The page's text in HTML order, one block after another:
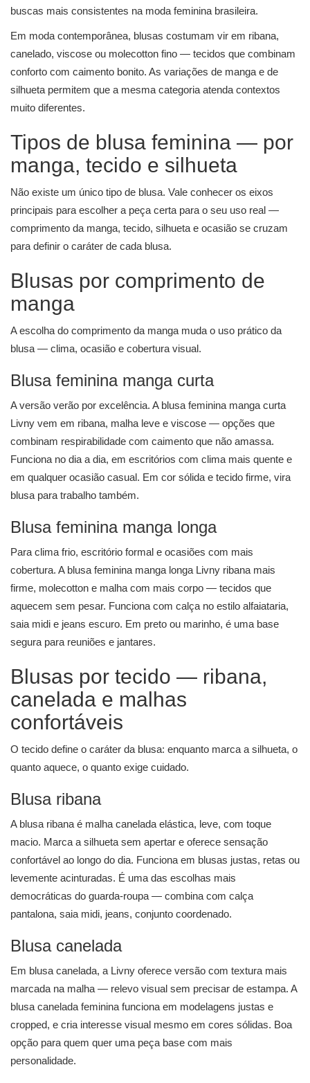
buscas mais consistentes na moda feminina brasileira.
Em moda contemporânea, blusas costumam vir em ribana,
canelado, viscose ou molecotton fino — tecidos que combinam
conforto com caimento bonito. As variações de manga e de
silhueta permitem que a mesma categoria atenda contextos
muito diferentes.
Tipos de blusa feminina — por
manga, tecido e silhueta
Não existe um único tipo de blusa. Vale conhecer os eixos
principais para escolher a peça certa para o seu uso real —
comprimento da manga, tecido, silhueta e ocasião se cruzam
para definir o caráter de cada blusa.
Blusas por comprimento de
manga
A escolha do comprimento da manga muda o uso prático da
blusa — clima, ocasião e cobertura visual.
Blusa feminina manga curta
A versão verão por excelência. A blusa feminina manga curta
Livny vem em ribana, malha leve e viscose — opções que
combinam respirabilidade com caimento que não amassa.
Funciona no dia a dia, em escritórios com clima mais quente e
em qualquer ocasião casual. Em cor sólida e tecido firme, vira
blusa para trabalho também.
Blusa feminina manga longa
Para clima frio, escritório formal e ocasiões com mais
cobertura. A blusa feminina manga longa Livny ribana mais
firme, molecotton e malha com mais corpo — tecidos que
aquecem sem pesar. Funciona com calça no estilo alfaiataria,
saia midi e jeans escuro. Em preto ou marinho, é uma base
segura para reuniões e jantares.
Blusas por tecido — ribana,
canelada e malhas
confortáveis
O tecido define o caráter da blusa: enquanto marca a silhueta, o
quanto aquece, o quanto exige cuidado.
Blusa ribana
A blusa ribana é malha canelada elástica, leve, com toque
macio. Marca a silhueta sem apertar e oferece sensação
confortável ao longo do dia. Funciona em blusas justas, retas ou
levemente acinturadas. É uma das escolhas mais
democráticas do guarda-roupa — combina com calça
pantalona, saia midi, jeans, conjunto coordenado.
Blusa canelada
Em blusa canelada, a Livny oferece versão com textura mais
marcada na malha — relevo visual sem precisar de estampa. A
blusa canelada feminina funciona em modelagens justas e
cropped, e cria interesse visual mesmo em cores sólidas. Boa
opção para quem quer uma peça base com mais
personalidade.